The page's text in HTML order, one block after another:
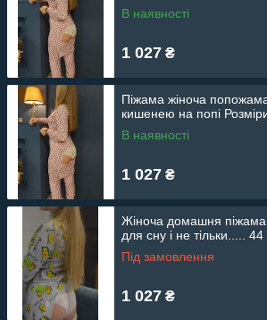
В наявності
1 027 ₴
Піжама жіноча
кишенею на попі
В наявності
1 027 ₴
Жіноча домашня
для сну і не тільки..... 44
Під замовлення
1 027 ₴